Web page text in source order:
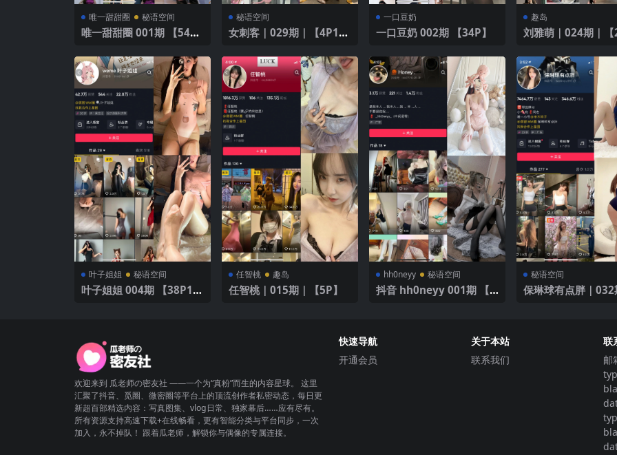
唯一甜甜圈 秘语空间
唯一甜甜圈 001期 【54
秘语空间
女刺客｜029期｜【4P1
一口豆奶
一口豆奶 002期 【34P】
趣岛
刘雅萌｜024期｜
叶子姐姐 秘语空间
叶子姐姐 004期 【38P1
任智桃 趣岛
任智桃｜015期｜【5P】
hh0neyy 秘语空间
抖音 hh0neyy 001期 【4
秘语空间
保琳球有点胖｜032
欢迎来到 瓜老师の密友社 ——一个为“真粉”而生的内容星球。 这里
汇聚了抖音、觅圈、微密圈等平台上的顶流创作者私密动态，每日更
新超百部精选内容：写真图集、vlog日常、独家幕后……应有尽有。
所有资源支持高速下载+在线畅看，更有智能分类与平台同步，一次
加入，永不掉队！ 跟着瓜老师，解锁你与偶像的专属连接。
快速导航
开通会员
关于本站
联系我们
联
邮